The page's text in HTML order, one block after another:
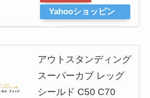
Yahooショッピン
グ
アウトスタンディング
スーパーカブ レッグ
シールド C50 C70